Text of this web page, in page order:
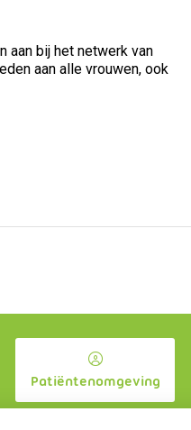
aan bij het netwerk van
aan alle vrouwen, ook
Patiëntenomgeving